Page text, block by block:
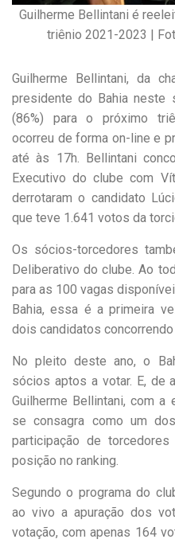
Guilherme Bellintani é
triênio 2021-2023 |
Guilherme Bellintani, da
presidente do Bahia neste
(86%) para o próximo
ocorreu de forma on-line e
até às 17h. Bellintani
Executivo do clube com
derrotaram o candidato
que teve 1.641 votos da
Os sócios-torcedores
Deliberativo do clube. Ao
para as 100 vagas
Bahia, essa é a primeira
dois candidatos concorrendo
No pleito deste ano, o
sócios aptos a votar. E, de
Guilherme Bellintani, com
se consagra como um
participação de
posição no ranking.
Segundo o programa do
ao vivo a apuração dos
votação, com apenas 164